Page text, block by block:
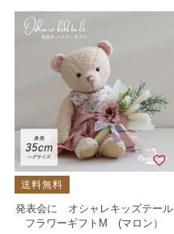
送料無料
発表会に オシャレキッズテール
フラワーギフトM (マロン）